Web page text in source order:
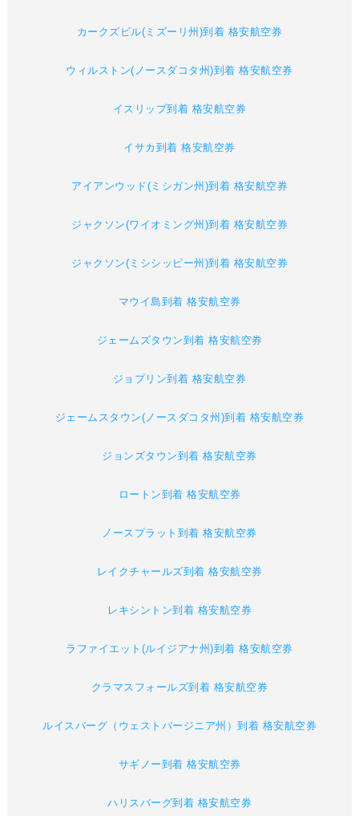
カークズビル(ミズーリ州)到着 格安航空券
ウィルストン(ノースダコタ州)到着 格安航空券
イスリップ到着 格安航空券
イサカ到着 格安航空券
アイアンウッド(ミシガン州)到着 格安航空券
ジャクソン(ワイオミング州)到着 格安航空券
ジャクソン(ミシシッピー州)到着 格安航空券
マウイ島到着 格安航空券
ジェームズタウン到着 格安航空券
ジョプリン到着 格安航空券
ジェームスタウン(ノースダコタ州)到着 格安航空券
ジョンズタウン到着 格安航空券
ロートン到着 格安航空券
ノースプラット到着 格安航空券
レイクチャールズ到着 格安航空券
レキシントン到着 格安航空券
ラファイエット(ルイジアナ州)到着 格安航空券
クラマスフォールズ到着 格安航空券
ルイスバーグ（ウェストバージニア州）到着 格安航空券
サギノー到着 格安航空券
ハリスバーグ到着 格安航空券